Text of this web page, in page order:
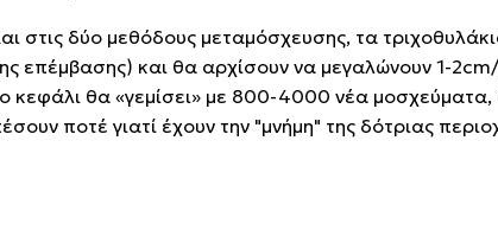
στις δύο μεθόδους μεταμόσχευσης, τα
επέμβασης) και θα αρχίσουν να μεγαλώνουν 1-
κεφάλι θα «γεμίσει» με 800-4000 νέα μοσχεύματα,
ποτέ γιατί έχουν την "μνήμη" της δότριας